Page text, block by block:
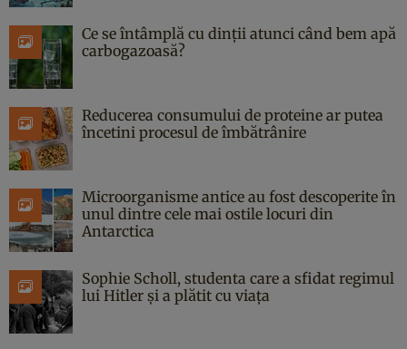
Ce se întâmplă cu dinții atunci când bem apă
carbogazoasă?
Reducerea consumului de proteine ar putea
încetini procesul de îmbătrânire
Microorganisme antice au fost descoperite în
unul dintre cele mai ostile locuri din
Antarctica
Sophie Scholl, studenta care a sfidat regimul
lui Hitler și a plătit cu viața